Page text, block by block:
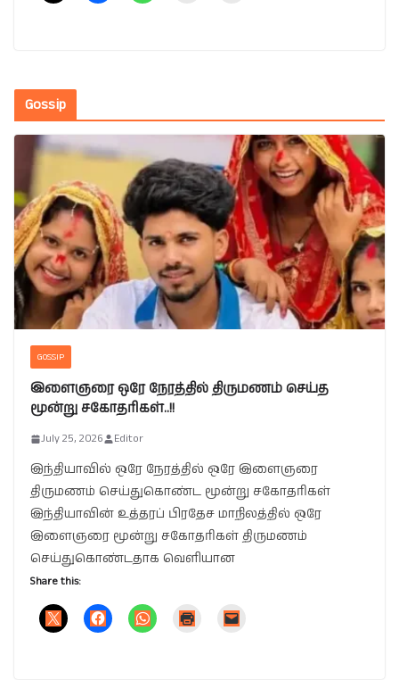
Gossip
GOSSIP
இளைஞரை ஒரே நேரத்தில் திருமணம் செய்த
மூன்று சகோதரிகள்..!!
July 25, 2026 Editor
இந்தியாவில் ஒரே நேரத்தில் ஒரே இளைஞரை
திருமணம் செய்துகொண்ட மூன்று சகோதரிகள்
இந்தியாவின் உத்தரப் பிரதேச மாநிலத்தில் ஒரே
இளைஞரை மூன்று சகோதரிகள் திருமணம்
செய்துகொண்டதாக வெளியான
Share this: